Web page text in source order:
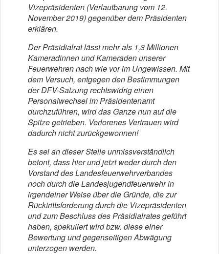
Vizepräsidenten (Verlautbarung vom 12.
November 2019) gegenüber dem Präsidenten
erklären.
Der Präsidialrat lässt mehr als 1,3 Millionen
Kameradinnen und Kameraden unserer
Feuerwehren nach wie vor im Ungewissen. Mit
dem Versuch, entgegen den Bestimmungen
der DFV-Satzung rechtswidrig einen
Personalwechsel im Präsidentenamt
durchzuführen, wird das Ganze nun auf die
Spitze getrieben. Verlorenes Vertrauen wird
dadurch nicht zurückgewonnen!
Es sei an dieser Stelle unmissverständlich
betont, dass hier und jetzt weder durch den
Vorstand des Landesfeuerwehrverbandes
noch durch die Landesjugendfeuerwehr in
irgendeiner Weise über die Gründe, die zur
Rücktrittsforderung durch die Vizepräsidenten
und zum Beschluss des Präsidialrates geführt
haben, spekuliert wird bzw. diese einer
Bewertung und gegenseitigen Abwägung
unterzogen werden.